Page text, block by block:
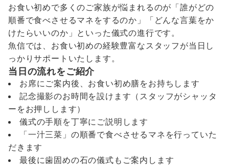
お食い初めで多くのご家族が悩まれるのが「誰がどの
順番で食べさせるマネをするのか」「どんな言葉をか
けたらいいのか」といった儀式の進行です。
魚信では、お食い初めの経験豊富なスタッフが当日し
っかりサポートいたします。
当日の流れをご紹介
お席にご案内後、お食い初め膳をお持ちします
記念撮影のお時間を設けます（スタッフがシャッタ
ーをお押しします）
儀式の手順を丁寧にご説明します
「一汁三菜」の順番で食べさせるマネを行っていた
だきます
最後に歯固めの石の儀式もご案内します